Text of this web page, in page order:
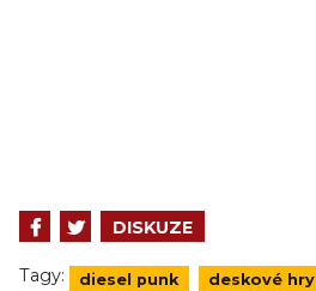
DISKUZE
Tagy: diesel punk deskové hry